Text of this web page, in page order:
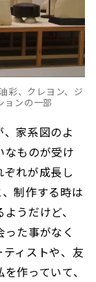
彩、クレヨン、ジ
ョンの一部
家系図のよ
なものが受け
れが成長し
制作する時は
うだけど、
た事がなく
ィストや、友
作っていて、